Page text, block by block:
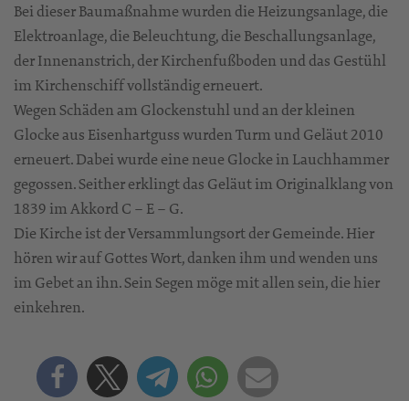
Bei dieser Baumaßnahme wurden die Heizungsanlage, die
Elektroanlage, die Beleuchtung, die Beschallungsanlage,
der Innenanstrich, der Kirchenfußboden und das Gestühl
im Kirchenschiff vollständig erneuert.
Wegen Schäden am Glockenstuhl und an der kleinen
Glocke aus Eisenhartguss wurden Turm und Geläut 2010
erneuert. Dabei wurde eine neue Glocke in Lauchhammer
gegossen. Seither erklingt das Geläut im Originalklang von
1839 im Akkord C – E – G.
Die Kirche ist der Versammlungsort der Gemeinde. Hier
hören wir auf Gottes Wort, danken ihm und wenden uns
im Gebet an ihn. Sein Segen möge mit allen sein, die hier
einkehren.